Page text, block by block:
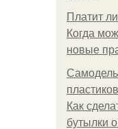
Платит
Когда
новые
Как
бутылки